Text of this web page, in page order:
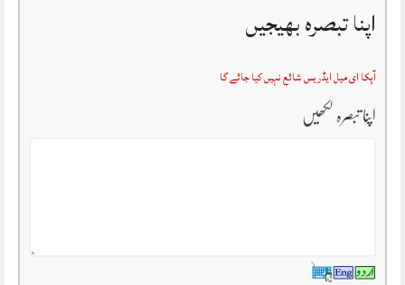
اپنا تبصرہ بھیجیں
آپکا ای میل ایڈریس شائع نہیں کیا جائے گا
اپنا تبصرہ لکھیں